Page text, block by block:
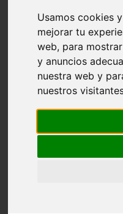
Usamos cookies
mejorar tu
web, para
y anuncios
nuestra web y
nuestros
Madrid - pozuelo-de-
Teruel - sarrión
Cádiz - algodonales
Illes-balears - inca
Madrid - madrid
Málaga - torremolinos
Asturias - oviedo
Asturias - aller
álava - vitoria-gasteiz